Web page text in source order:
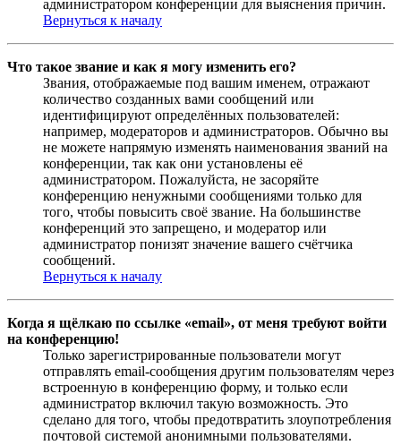
администратором конференции для выяснения причин.
Вернуться к началу
Что такое звание и как я могу изменить его?
Звания, отображаемые под вашим именем, отражают
количество созданных вами сообщений или
идентифицируют определённых пользователей:
например, модераторов и администраторов. Обычно вы
не можете напрямую изменять наименования званий на
конференции, так как они установлены её
администратором. Пожалуйста, не засоряйте
конференцию ненужными сообщениями только для
того, чтобы повысить своё звание. На большинстве
конференций это запрещено, и модератор или
администратор понизят значение вашего счётчика
сообщений.
Вернуться к началу
Когда я щёлкаю по ссылке «email», от меня требуют войти
на конференцию!
Только зарегистрированные пользователи могут
отправлять email-сообщения другим пользователям через
встроенную в конференцию форму, и только если
администратор включил такую возможность. Это
сделано для того, чтобы предотвратить злоупотребления
почтовой системой анонимными пользователями.